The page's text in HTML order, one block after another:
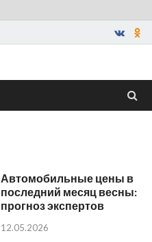
Автомобильные цены в
последний месяц весны:
прогноз экспертов
12.05.2026